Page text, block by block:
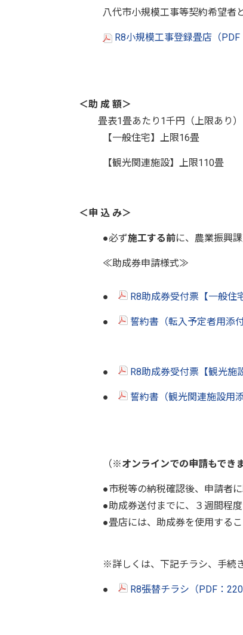
八代市小規模工事等契約希望者
R8小規模工事登録畳店（PDF
＜助 成 額＞
畳表1畳あたり1千円（上限あり）
【一般住宅】上限16畳
【観光関連施設】上限110畳
＜申 込 み＞
●必ず施工する前に、農業振興
≪助成券申請様式≫
● R8助成券受付票【一般住
● 誓約書（転入予定者用添
● R8助成券受付票【観光施
● 誓約書（観光関連施設用
（※オンラインでの申請もできま
●市税等の納税確認後、申請者に
●助成券送付までに、３週間程
●畳店には、助成券を使用する
※詳しくは、下記チラシ、手続
● R8張替チラシ（PDF：